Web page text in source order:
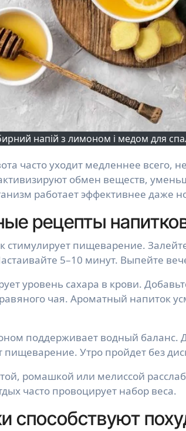
напій з лимоном і медом для
обмен веществ,
работает эффективнее даже
рецепты
пищеварение.
5–10 минут. Выпейте
уровень сахара в крови.
чая. Ароматный напиток
поддерживает водный баланс.
пищеварение. Утро пройдет без
ромашкой или мелиссой
часто провоцирует набор веса.
способствуют